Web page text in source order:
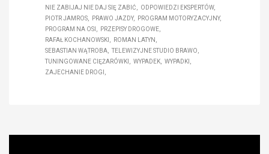
NIE ZABIJAJ NIE DAJ SIĘ ZABIĆ
ODPOWIEDZI EKSPERTÓW
PIOTR JAMROS
PRAWO JAZDY
PROGRAM MOTORYZACYJNY
PROGRAM NA OSI
PRZEPISY DROGOWE
RAFAŁ KOCHANOWSKI
ROMAN LATYN
SEBASTIAN WĄTROBA
TELEWIZYJNE STUDIO BRAWO
TUNINGOWANE CIĘŻARÓWKI
WYPADEK
WYPADKI
ZAJECHANIE DROGI